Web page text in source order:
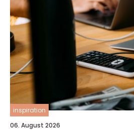
inspiration
06. August 2026